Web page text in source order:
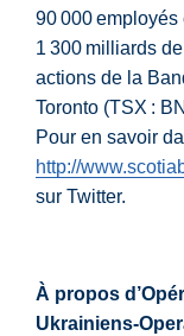
90 000 employés
1 300 milliards
actions de la
Toronto (TSX :
Pour en savoir
http://
sur Twitter.
À propos
Ukrainiens-